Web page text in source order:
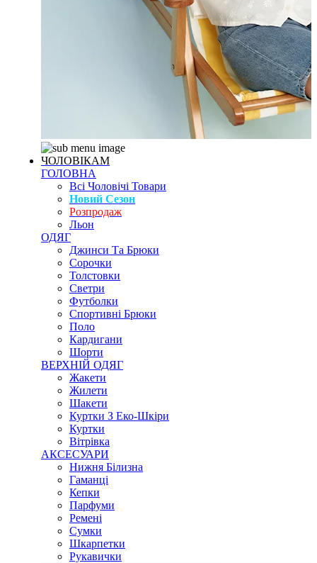
ЧОЛОВІКАМ
ГОЛОВНА
Всі Чоловічі Товари
Новий Сезон
Розпродаж
Льон
ОДЯГ
Джинси Та Брюки
Сорочки
Толстовки
Светри
Футболки
Спортивні Брюки
Поло
Кардигани
Шорти
ВЕРХНІЙ ОДЯГ
Жакети
Жилети
Шакети
Куртки З Еко-Шкіри
Куртки
Вітрівка
АКСЕСУАРИ
Нижня Білизна
Гаманці
Кепки
Парфуми
Ремені
Сумки
Шкарпетки
Рукавички